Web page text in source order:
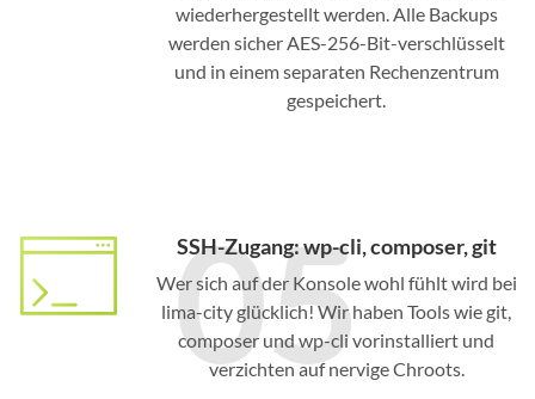
wiederhergestellt werden. Alle Backups
werden sicher AES-256-Bit-verschlüsselt
und in einem separaten Rechenzentrum
gespeichert.
05
SSH-Zugang: wp-cli, composer, git
Wer sich auf der Konsole wohl fühlt wird bei
lima-city glücklich! Wir haben Tools wie git,
composer und wp-cli vorinstalliert und
verzichten auf nervige Chroots.